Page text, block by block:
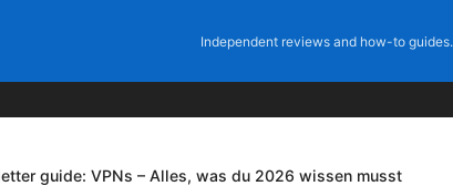
Independent reviews and how-to guides.
guide: VPNs – Alles, was du 2026 wissen musst